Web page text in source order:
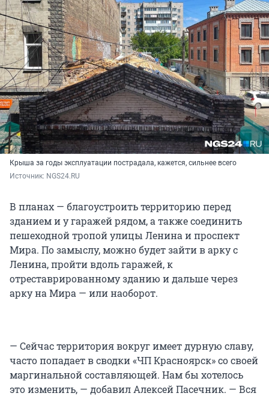
Крыша за годы эксплуатации пострадала, кажется, сильнее всего
Источник: NGS24.RU
В планах — благоустроить территорию перед
зданием и у гаражей рядом, а также соединить
пешеходной тропой улицы Ленина и проспект
Мира. По замыслу, можно будет зайти в арку с
Ленина, пройти вдоль гаражей, к
отреставрированному зданию и дальше через
арку на Мира — или наоборот.
— Сейчас территория вокруг имеет дурную славу,
часто попадает в сводки «ЧП Красноярск» со своей
маргинальной составляющей. Нам бы хотелось
это изменить, — добавил Алексей Пасечник. — Вся